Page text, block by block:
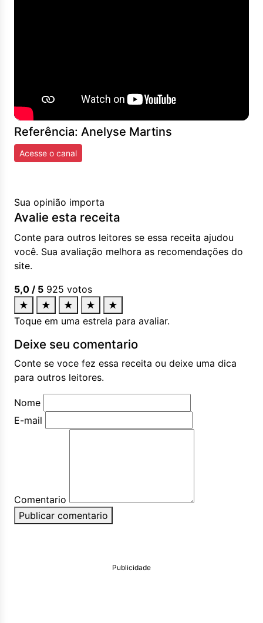
Referência: Anelyse Martins
Acesse o canal
Sua opinião importa
Avalie esta receita
Conte para outros leitores se essa receita ajudou
você. Sua avaliação melhora as recomendações do
site.
5,0 / 5 925 votos
★
★ ★ ★
★
Toque em uma estrela para avaliar.
Deixe seu comentario
Conte se voce fez essa receita ou deixe uma dica
para outros leitores.
Nome
E-mail
Comentario
Publicar comentario
Publicidade